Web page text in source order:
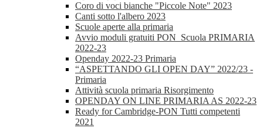
Coro di voci bianche "Piccole Note" 2023
Canti sotto l'albero 2023
Scuole aperte alla primaria
Avvio moduli gratuiti PON_Scuola PRIMARIA
2022-23
Openday 2022-23 Primaria
“ASPETTANDO GLI OPEN DAY” 2022/23 -
Primaria
Attività scuola primaria Risorgimento
OPENDAY ON LINE PRIMARIA AS 2022-23
Ready for Cambridge-PON Tutti competenti
2021